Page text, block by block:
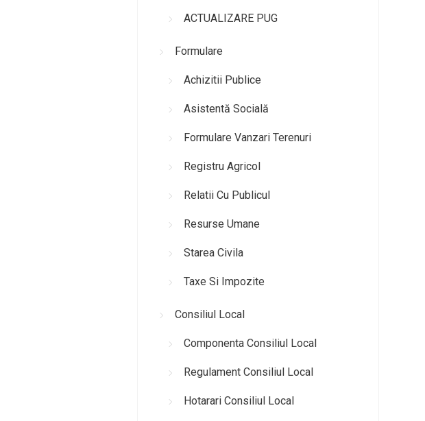
ACTUALIZARE PUG
Formulare
Achizitii Publice
Asistentă Socială
Formulare Vanzari Terenuri
Registru Agricol
Relatii Cu Publicul
Resurse Umane
Starea Civila
Taxe Si Impozite
Consiliul Local
Componenta Consiliul Local
Regulament Consiliul Local
Hotarari Consiliul Local